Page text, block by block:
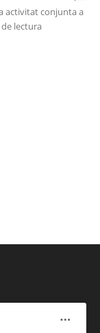
activitat conjunta a
de lectura